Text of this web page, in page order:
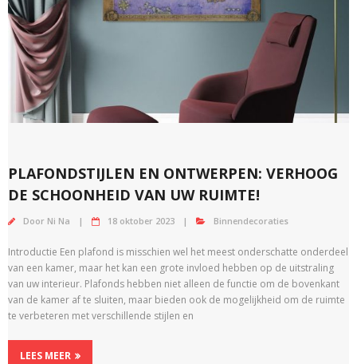
PLAFONDSTIJLEN EN ONTWERPEN: VERHOOG
DE SCHOONHEID VAN UW RUIMTE!
Door Ni Na 18 oktober 2023 Binnendecoraties
Introductie Een plafond is misschien wel het meest onderschatte onderdeel
van een kamer, maar het kan een grote invloed hebben op de uitstraling
van uw interieur. Plafonds hebben niet alleen de functie om de bovenkant
van de kamer af te sluiten, maar bieden ook de mogelijkheid om de ruimte
te verbeteren met verschillende stijlen en
LEES MEER